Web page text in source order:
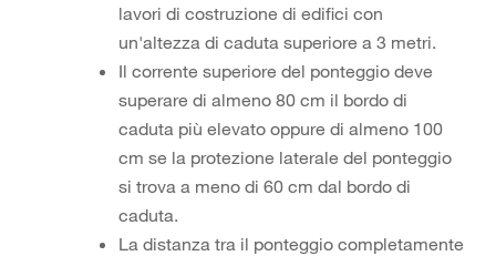
lavori di costruzione di edifici con
un'altezza di caduta superiore a 3 metri.
Il corrente superiore del ponteggio deve
superare di almeno 80 cm il bordo di
caduta più elevato oppure di almeno 100
cm se la protezione laterale del ponteggio
si trova a meno di 60 cm dal bordo di
caduta.
La distanza tra il ponteggio completamente